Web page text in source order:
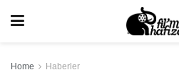
Home Haberler